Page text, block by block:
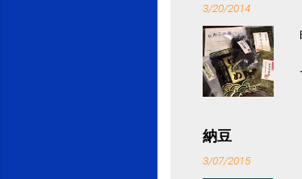
3/20/2014
納豆
3/07/2015